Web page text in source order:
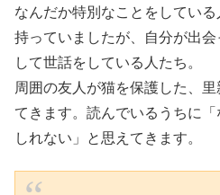
なんだか特別なことをしてい
持っていましたが、自分が出
して世話をしている人たち。
周囲の友人が猫を保護した、
てきます。読んでいるうちに
しれない」と思えてきます。